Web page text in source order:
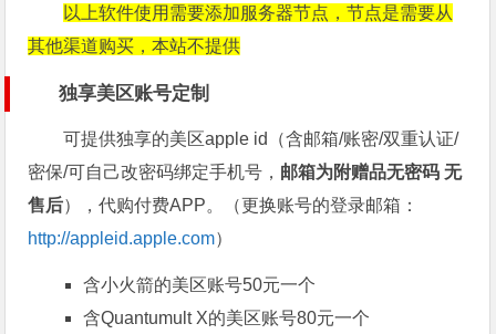
以上软件使用需要添加服务器节点，节点是需要从
其他渠道购买，本站不提供
独享美区账号定制
可提供独享的美区apple id（含邮箱/账密/双重认证/
密保/可自己改密码绑定手机号， 邮箱为附赠品无密码 无
售后），代购付费APP。（更换账号的登录邮箱：
http://appleid.apple.com）
含小火箭的美区账号50元一个
含Quantumult X的美区账号80元一个